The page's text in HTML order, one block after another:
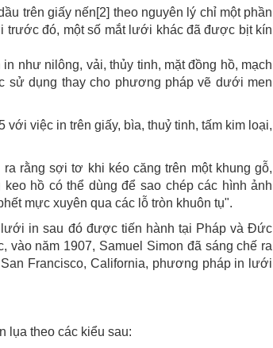
trên giấy nến[2] theo nguyên lý chỉ một phần
đó, một số mắt lưới khác đã được bịt kín
như nilông, vải, thủy tinh, mặt đồng hồ, mạch
sử dụng thay cho phương pháp vẽ dưới men
việc in trên giấy, bìa, thuỷ tinh, tấm kim loại,
rằng sợi tơ khi kéo căng trên một khung gỗ,
hồ có thể dùng để sao chép các hình ảnh
mực xuyên qua các lỗ tròn khuôn tụ".
in sau đó được tiến hành tại Pháp và Đức
vào năm 1907, Samuel Simon đã sáng chế ra
Francisco, California, phương pháp in lưới
lụa theo các kiểu sau: